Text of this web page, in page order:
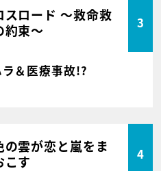
スロード ～救命救
約束～
3
＆医療事故!?
の雲が恋と嵐をま
こす
4